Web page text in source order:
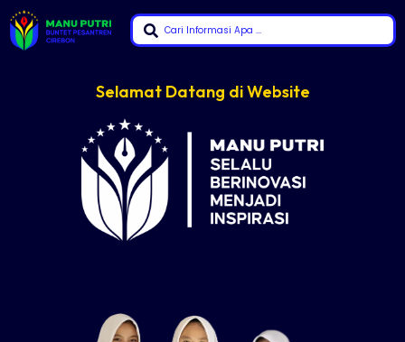
Selamat Datang di Website